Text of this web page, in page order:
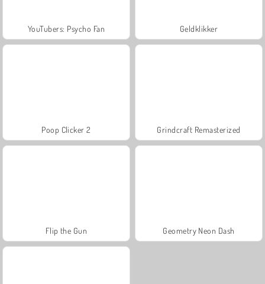
YouTubers: Psycho Fan Geldklikker
Poop Clicker 2 Grindcraft Remasterized
Flip the Gun Geometry Neon Dash